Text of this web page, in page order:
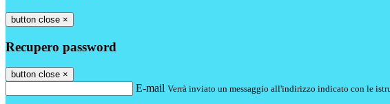
button close ×
Recupero password
button close ×
E-mail Verrà inviato un messaggio all'indirizzo indicato con le